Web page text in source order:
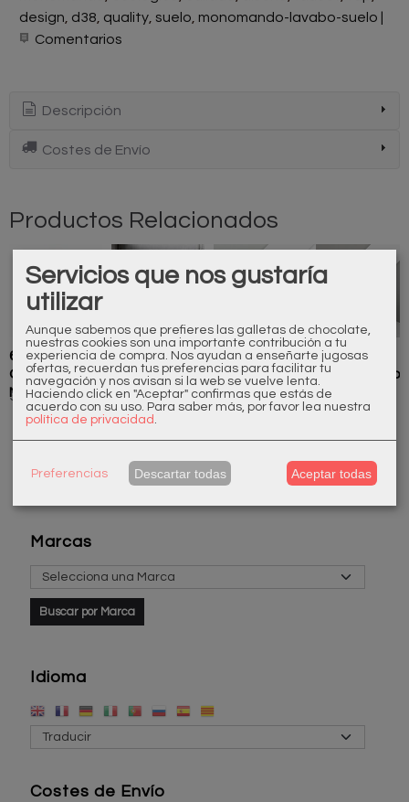
Marcas
Idioma
Costes de Envío
design d38 quality suelo monomando-lavabo-suelo |
Comentarios
Descripción
Costes de Envío
Productos Relacionados
600015000
Cartucho
Monomando
34,00 €
038106110
Monomando
Lavabo D38
326,70 €
Agotado
038108110
Monomando
Lavabo d38
363,00 €
038306110
Monomando
Bidé d38
338,80 €
Servicios que nos gustaría
utilizar
Aunque sabemos que prefieres las galletas de chocolate,
nuestras cookies son una importante contribución a tu
experiencia de compra. Nos ayudan a enseñarte jugosas
ofertas, recuerdan tus preferencias para facilitar tu
navegación y nos avisan si la web se vuelve lenta.
Haciendo click en "Aceptar" confirmas que estás de
acuerdo con su uso. Para saber más, por favor lea nuestra
política de privacidad .
Preferencias Descartar todas Aceptar todas